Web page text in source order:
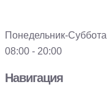
Понедельник-Суббота
08:00 - 20:00
Навигация